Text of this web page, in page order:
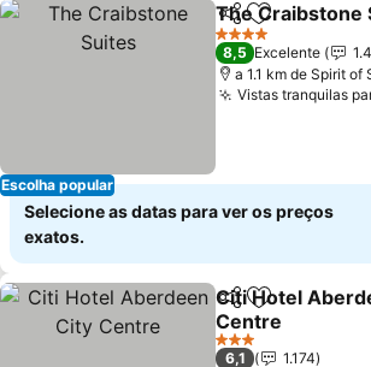
Escolha popular
PartilharAdicionar
The Craibstone
4 Estrelas
8,5 Excelente
a 1.1 km de Spirit
Vistas tranquilas
Selecione as datas para ver os preços
exatos.
PartilharAdicionar
Citi Hotel
Centre
Ver preços
3 Estrelas
6,1
1.174